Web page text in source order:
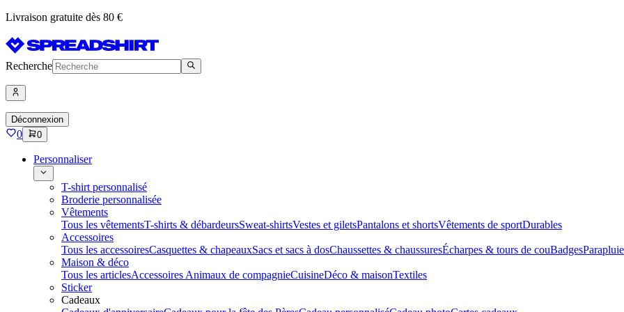
Livraison gratuite dès 80 €
Recherche
Déconnexion
0 0
Personnaliser
T-shirt personnalisé
Broderie personnalisée
Vêtements
Tous les vêtementsT-shirts & débardeursSweat-shirtsVestes et giletsPantalons et shortsVêtements de sportDurables
Accessoires
Tous les accessoiresCasquettes & chapeauxSacs et sacs à dosChaussettes & chaussuresÉcharpes & tours de couBadges
Maison & déco
Tous les articlesAccessoires Animaux de compagnieCuisineDéco & maisonTextiles
Sticker
Cadeaux